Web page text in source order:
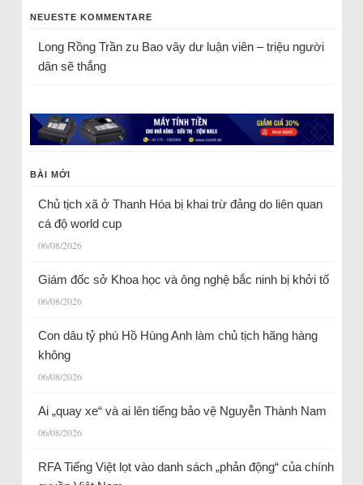
NEUESTE KOMMENTARE
Long Rồng Trầnzu Bao vây dư luận viên – triệu người
dân sẽ thắng
BÀI MỚI
Chủ tịch xã ở Thanh Hóa bị khai trừ đảng do liên quan
cá độ world cup
06/08/2026
Giám đốc sở Khoa học và ông nghệ bắc ninh bị khởi tố
06/08/2026
Con dâu tỷ phú Hồ Hùng Anh làm chủ tịch hãng hàng
không
06/08/2026
Ai „quay xe“ và ai lên tiếng bảo vệ Nguyễn Thành Nam
06/08/2026
RFA Tiếng Việt lọt vào danh sách „phản động“ của chính